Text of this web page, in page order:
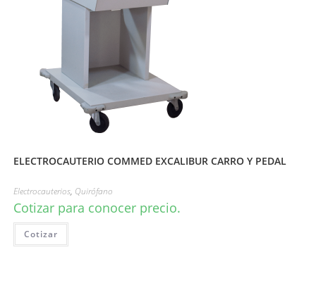
ELECTROCAUTERIO COMMED EXCALIBUR CARRO Y PEDAL
Electrocauterios, Quirófano
Cotizar para conocer precio.
Cotizar